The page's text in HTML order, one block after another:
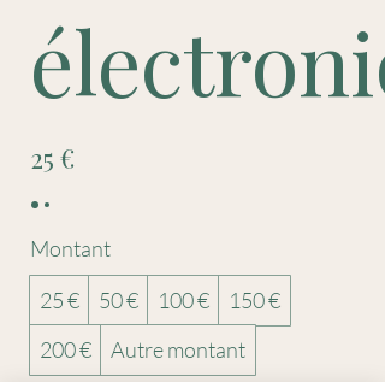
25 €
Montant
25 €
50 € 100 €
150 €
200 €
Autre montant